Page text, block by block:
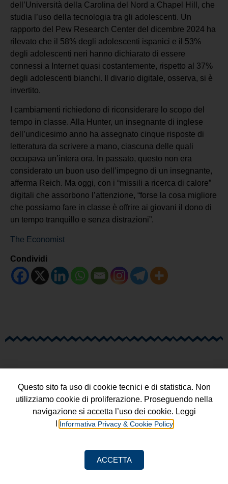
dell’Università della Carolina del Nord a Chapel Hill, che
studia l’uso della tecnologia tra gli adolescenti. Un
rapporto del Pew Research Center del dicembre 2024 ha
rilevato che il 58% degli adolescenti ispanici e il 53%
degli adolescenti neri hanno dichiarato di essere
connessi a Internet quasi costantemente, rispetto al 37%
degli adolescenti bianchi. Il divario digitale, osserva, si è
invertito.
I cambiamenti richiedono di riconsiderare lo scopo del
tempo in classe. Alla Hunter, un insegnante di inglese
dell’undicesimo anno ha assegnato cinque risposte di
letteratura da scrivere a mano, ciascuna delle quali
occupava un’intera ora. In passato, questo non era
considerato un buon uso dell’impegno di un insegnante,
afferma Reich. Ma oggi, con i “missili a ricerca di calore”
digitali che assorbono l’attenzione, “forse la cosa migliore
che possiamo fare in classe è offrire ai giovani il dono di
un tempo tranquillo e senza distrazioni”.
The Economist
Condividi
Fondazione Luigi Einaudi ETS
Questo sito fa uso di cookie tecnici e di statistica. Non
utilizziamo cookie di proliferazione. Proseguendo nella
navigazione si accetta l’uso dei cookie. Leggi
Informativa Privacy & Cookie Policy
ACCETTA